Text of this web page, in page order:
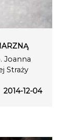
Joanna
Straży
2014-12-04